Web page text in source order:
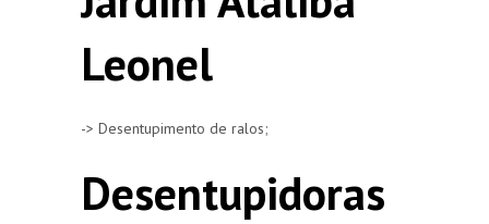
Leonel
-> Desentupimento de ralos;
Desentupidoras